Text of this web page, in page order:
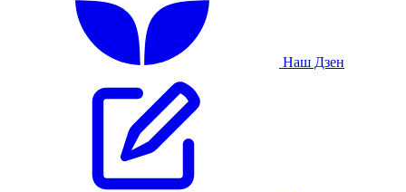
Наш Дзен